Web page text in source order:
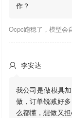
作？
 李安达
我公司是做模具
做，订单锐减好
么都懂，想做又